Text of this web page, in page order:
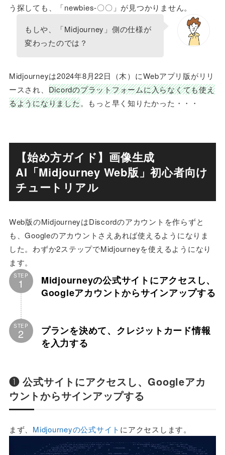
う探しても、「newbies-〇〇」が見つかりません。
もしや、「Midjourney」側の仕様が
変わったのでは？
Midjourneyは2024年8月22日（木）にWebアプリ版がリリ
ースされ、 Dicordのプラットフォームに入らなくても使え
るようになりました。もっと早く知りたかった・・・
【始め方ガイド】画像生成
AI「Midjourney Web版」初心者向け
チュートリアル
Web版のMidjourneyはDiscordのアカウントを作らずと
も、Googleのアカウントさえあれば使えるようになりま
した。わずか2ステップでMidjourneyを使えるようになり
ます。
STEP
1
Midjourneyの公式サイトにアクセスし、
Googleアカウントからサインアップする
STEP
2
プランを決めて、クレジットカード情報
を入力する
❶ 公式サイトにアクセスし、Googleアカ
ウントからサインアップする
まず、 Midjourneyの公式サイト にアクセスします。